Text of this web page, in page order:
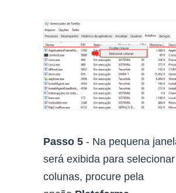
Passo 5 - Na pequena
será exibida para
colunas, procure pela